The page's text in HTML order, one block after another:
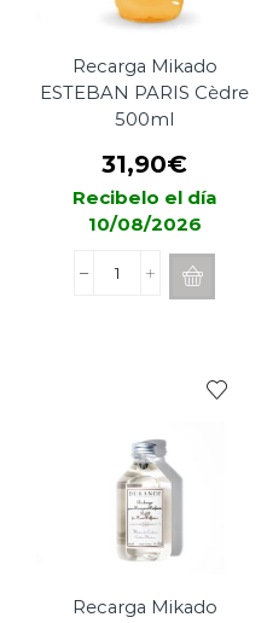
Recarga Mikado
ESTEBAN PARIS Cèdre
500ml
31,90€
Recibelo el día
10/08/2026
Recarga
Mikado
Recarga Mikado